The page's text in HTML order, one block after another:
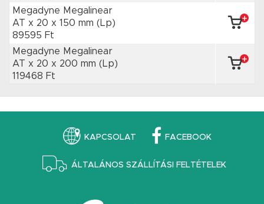
Megadyne Megalinear
AT x 20 x 150 mm (Lp)
89595 Ft
Megadyne Megalinear
AT x 20 x 200 mm (Lp)
119468 Ft
KAPCSOLAT FACEBOOK
ÁLTALÁNOS SZÁLLÍTÁSI FELTÉTELEK